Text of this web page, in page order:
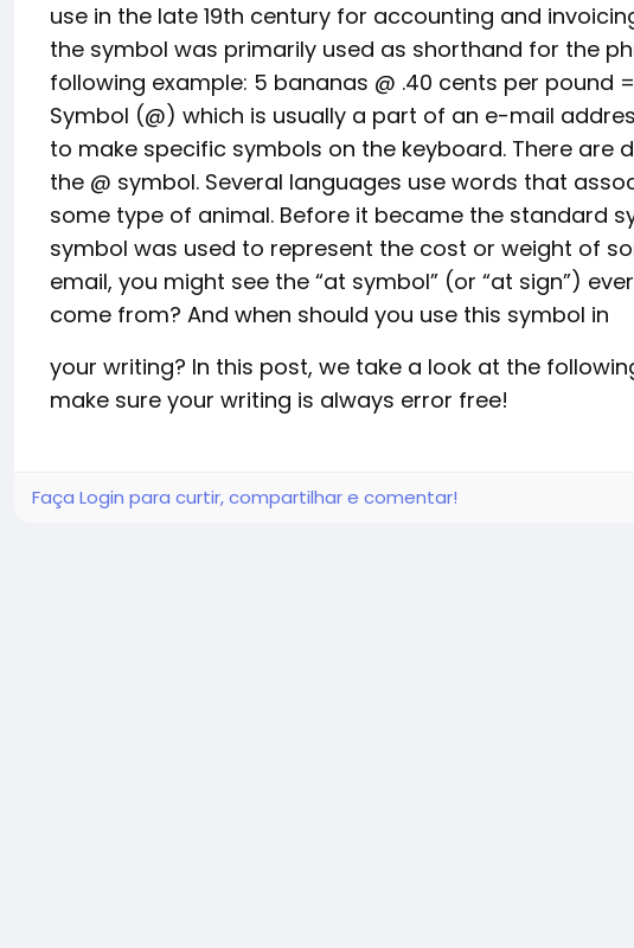
use in the late 19th century for accounting and
the symbol was primarily used as shorthand for the
following example: 5 bananas @ .40 cents per pound
Symbol (@) which is usually a part of an e-mail
to make specific symbols on the keyboard. There are
the @ symbol. Several languages use words that
some type of animal. Before it became the standard
symbol was used to represent the cost or weight of
email, you might see the “at symbol” (or “at sign”)
come from? And when should you use this symbol in
your writing? In this post, we take a look at the
make sure your writing is always error free!
Faça Login para curtir, compartilhar e comentar!